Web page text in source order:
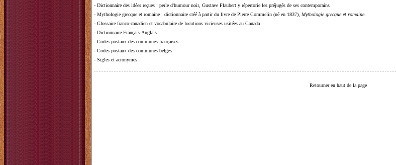
- Dictionnaire des idées reçues : perle d'humour noir, Gustave Flaubert y répertorie les préjugés de ses contemporains
- Mythologie grecque et romaine : dictionnaire créé à partir du livre de Pierre Commelin (né en 1837), Mythologie grecque et romaine.
- Glossaire franco-canadien et vocabulaire de locutions vicieuses usitées au Canada
- Dictionnaire Français-Anglais
- Codes postaux des communes françaises
- Codes postaux des communes belges
- Sigles et acronymes
Retourner en haut de la page